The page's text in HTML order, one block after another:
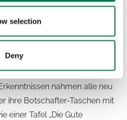
selection
Deny
Urkunde, welche sie als
auszeichnet. Ein
zu Ende. Neben den vielen
nahmen alle neu
ihre Botschafter-Taschen mit
einer Tafel „Die Gute